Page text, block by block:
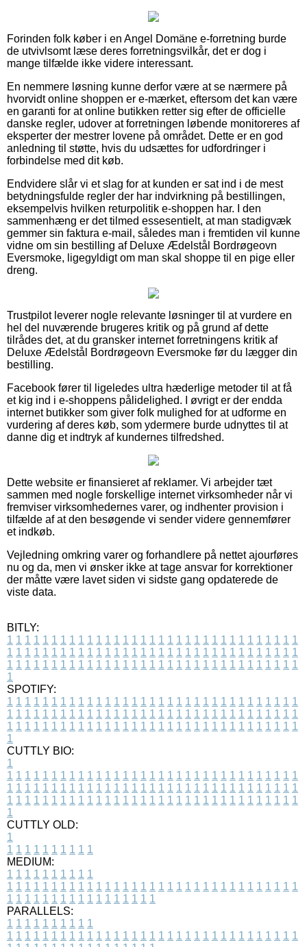
Forinden folk køber i en Angel Domäne e-forretning burde
de utvivlsomt læse deres forretningsvilkår, det er dog i
mange tilfælde ikke videre interessant.
En nemmere løsning kunne derfor være at se nærmere på
hvorvidt online shoppen er e-mærket, eftersom det kan være
en garanti for at online butikken retter sig efter de officielle
danske regler, udover at forretningen løbende monitoreres af
eksperter der mestrer lovene på området. Dette er en god
anledning til støtte, hvis du udsættes for udfordringer i
forbindelse med dit køb.
Endvidere slår vi et slag for at kunden er sat ind i de mest
betydningsfulde regler der har indvirkning på bestillingen,
eksempelvis hvilken returpolitik e-shoppen har. I den
sammenhæng er det tilmed essesentielt, at man stadigvæk
gemmer sin faktura e-mail, således man i fremtiden vil kunne
vidne om sin bestilling af Deluxe Ædelstål Bordrøgeovn
Eversmoke, ligegyldigt om man skal shoppe til en pige eller
dreng.
Trustpilot leverer nogle relevante løsninger til at vurdere en
hel del nuværende brugeres kritik og på grund af dette
tilrådes det, at du gransker internet forretningens kritik af
Deluxe Ædelstål Bordrøgeovn Eversmoke før du lægger din
bestilling.
Facebook fører til ligeledes ultra hæderlige metoder til at få
et kig ind i e-shoppens pålidelighed. I øvrigt er der endda
internet butikker som giver folk mulighed for at udforme en
vurdering af deres køb, som ydermere burde udnyttes til at
danne dig et indtryk af kundernes tilfredshed.
Dette website er finansieret af reklamer. Vi arbejder tæt
sammen med nogle forskellige internet virksomheder når vi
fremviser virksomhedernes varer, og indhenter provision i
tilfælde af at den besøgende vi sender videre gennemfører
et indkøb.
Vejledning omkring varer og forhandlere på nettet ajourføres
nu og da, men vi ønsker ikke at tage ansvar for korrektioner
der måtte være lavet siden vi sidste gang opdaterede de
viste data.
BITLY:
1 1 1 1 1 1 1 1 1 1 1 1 1 1 1 1 1 1 1 1 1 1 1 1 1 1 1 1 1 1 1 1 1
1 1 1 1 1 1 1 1 1 1 1 1 1 1 1 1 1 1 1 1 1 1 1 1 1 1 1 1 1 1 1 1 1
1 1 1 1 1 1 1 1 1 1 1 1 1 1 1 1 1 1 1 1 1 1 1 1 1 1 1 1 1 1 1 1 1
1
SPOTIFY:
1 1 1 1 1 1 1 1 1 1 1 1 1 1 1 1 1 1 1 1 1 1 1 1 1 1 1 1 1 1 1 1 1
1 1 1 1 1 1 1 1 1 1 1 1 1 1 1 1 1 1 1 1 1 1 1 1 1 1 1 1 1 1 1 1 1
1 1 1 1 1 1 1 1 1 1 1 1 1 1 1 1 1 1 1 1 1 1 1 1 1 1 1 1 1 1 1 1 1
1
CUTTLY BIO:
1
1 1 1 1 1 1 1 1 1 1 1 1 1 1 1 1 1 1 1 1 1 1 1 1 1 1 1 1 1 1 1 1 1
1 1 1 1 1 1 1 1 1 1 1 1 1 1 1 1 1 1 1 1 1 1 1 1 1 1 1 1 1 1 1 1 1
1 1 1 1 1 1 1 1 1 1 1 1 1 1 1 1 1 1 1 1 1 1 1 1 1 1 1 1 1 1 1 1 1
1
CUTTLY OLD:
1
1 1 1 1 1 1 1 1 1 1
MEDIUM:
1 1 1 1 1 1 1 1 1 1
1 1 1 1 1 1 1 1 1 1 1 1 1 1 1 1 1 1 1 1 1 1 1 1 1 1 1 1 1 1 1 1 1
1 1 1 1 1 1 1 1 1 1 1 1 1 1 1 1 1
PARALLELS:
1 1 1 1 1 1 1 1 1 1
1 1 1 1 1 1 1 1 1 1 1 1 1 1 1 1 1 1 1 1 1 1 1 1 1 1 1 1 1 1 1 1 1